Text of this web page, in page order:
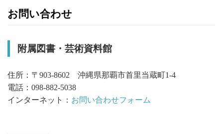
お問い合わせ
附属図書・芸術資料館
住所：〒903-8602 沖縄県那覇市首里当蔵町1-4
電話：098-882-5038
インターネット： お問い合わせフォーム